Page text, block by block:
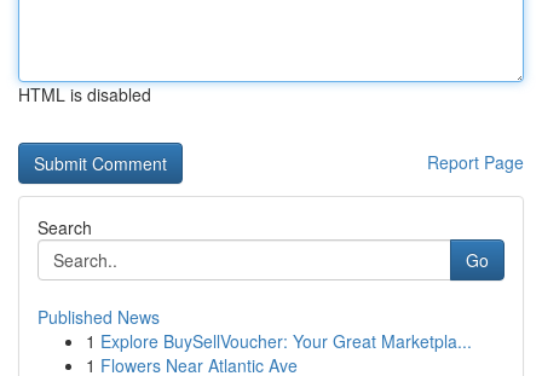
HTML is disabled
Report Page
Search
Go
Published News
1 Explore BuySellVoucher: Your Great Marketpla...
1 Flowers Near Atlantic Ave